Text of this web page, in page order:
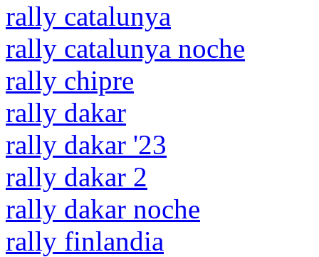
rally catalunya
rally catalunya noche
rally chipre
rally dakar
rally dakar '23
rally dakar 2
rally dakar noche
rally finlandia